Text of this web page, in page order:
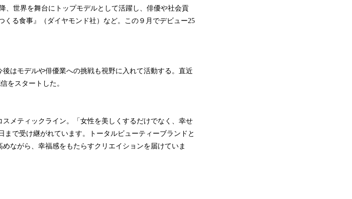
、世界を舞台にトップモデルとして活躍し、俳優や社会貢
る食事』（ダイヤモンド社）など。この９月でデビュー25
はモデルや俳優業への挑戦も視野に入れて活動する。直近
をスタートした。
メティックライン。「女性を美しくするだけでなく、幸せ
で受け継がれています。トータルビューティーブランドと
ながら、幸福感をもたらすクリエイションを届けていま